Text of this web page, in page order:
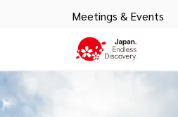
Meetings & Events